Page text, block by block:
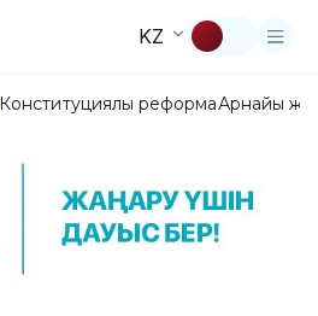
KZ
Конституциялық реформаАрнайы